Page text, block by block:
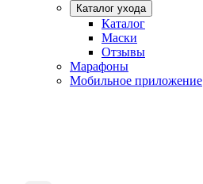
Каталог ухода
Каталог
Маски
Отзывы
Марафоны
Мобильное приложение